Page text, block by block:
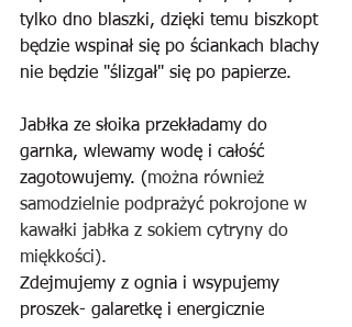
tylko dno blaszki, dzięki temu biszkopt
będzie wspinał się po ściankach blachy
nie będzie "ślizgał" się po papierze.
Jabłka ze słoika przekładamy do
garnka, wlewamy wodę i całość
zagotowujemy. (można również
samodzielnie podprażyć pokrojone w
kawałki jabłka z sokiem cytryny do
miękkości).
Zdejmujemy z ognia i wsypujemy
proszek- galaretkę i energicznie